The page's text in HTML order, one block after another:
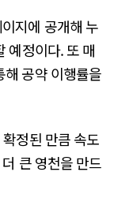
지에 공개해 누
예정이다. 또 매
해 공약 이행률을
정된 만큼 속도
큰 영천을 만드